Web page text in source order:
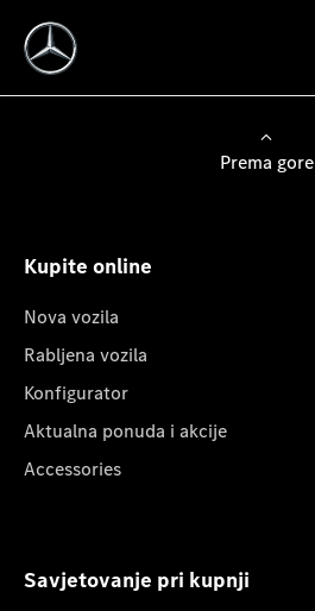
Prema gore
Kupite online
Nova vozila
Rabljena vozila
Konfigurator
Aktualna ponuda i akcije
Accessories
Savjetovanje pri kupnji